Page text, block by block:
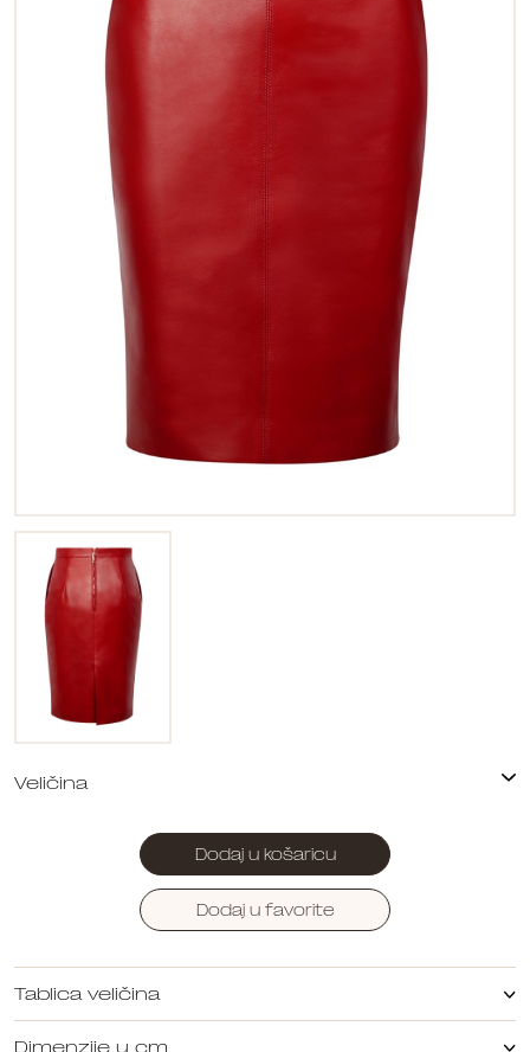
Dodaj u košaricu
Dodaj u favorite
Tablica veličina
Dimenzije u cm